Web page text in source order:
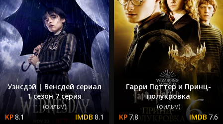
Уэнсдэй | Венсдей сериал
1 сезон 7 серия
(фильм)
8.1 8.1
Гарри Поттер и Принц-
полукровка
(фильм)
7.8 7.6